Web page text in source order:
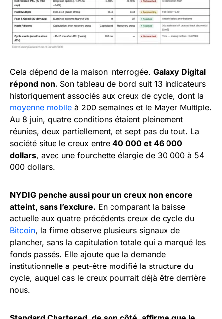
Cela dépend de la maison interrogée. Galaxy Digital
répond non. Son tableau de bord suit 13 indicateurs
historiquement associés aux creux de cycle, dont la
moyenne mobile à 200 semaines et le Mayer Multiple.
Au 8 juin, quatre conditions étaient pleinement
réunies, deux partiellement, et sept pas du tout. La
société situe le creux entre 40 000 et 46 000
dollars, avec une fourchette élargie de 30 000 à 54
000 dollars.
NYDIG penche aussi pour un creux non encore
atteint, sans l’exclure. En comparant la baisse
actuelle aux quatre précédents creux de cycle du
Bitcoin, la firme observe plusieurs signaux de
plancher, sans la capitulation totale qui a marqué les
fonds passés. Elle ajoute que la demande
institutionnelle a peut-être modifié la structure du
cycle, auquel cas le creux pourrait déjà être derrière
nous.